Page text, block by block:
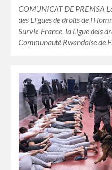
COMUNICAT DE PREMSA
des Lligues de droits de
Survie-France, la Ligue dels
Communauté Rwandaise de